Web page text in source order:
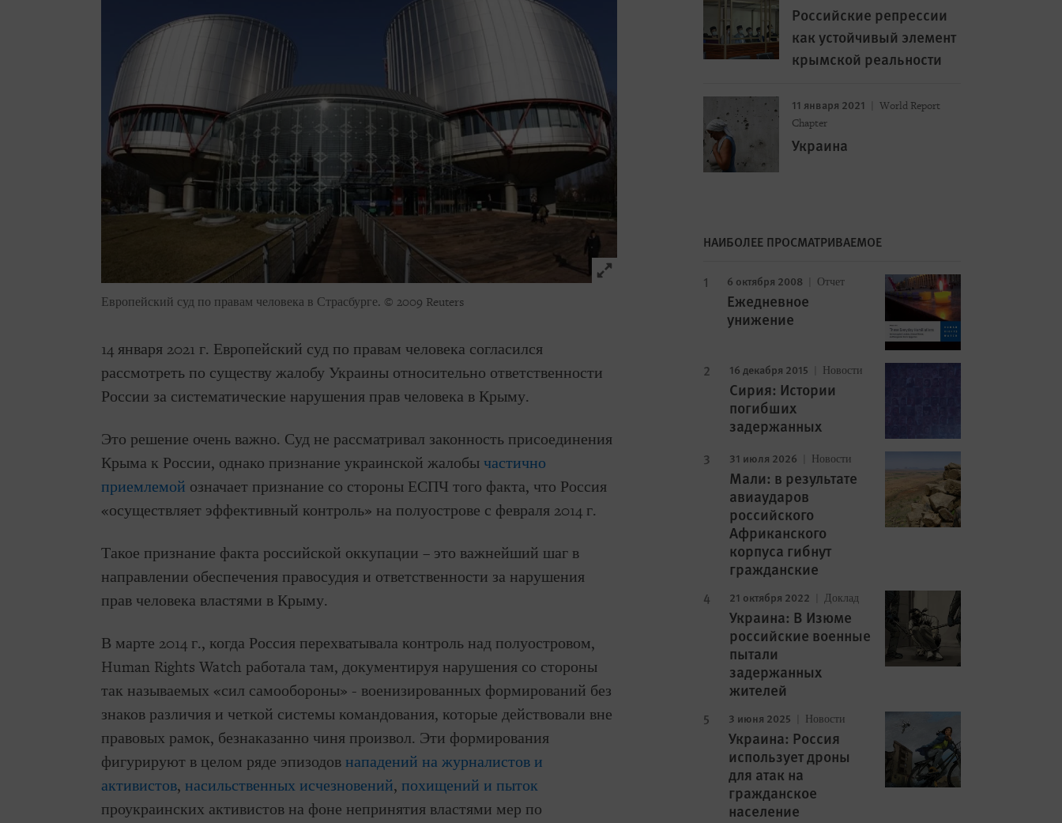
Click to expand Image
Европейский суд по правам человека в Страсбурге. © 2009 Reuters
14 января 2021 г. Европейский суд по правам человека согласился
рассмотреть по существу жалобу Украины относительно ответственности
России за систематические нарушения прав человека в Крыму.
Это решение очень важно. Суд не рассматривал законность присоединения
Крыма к России, однако признание украинской жалобы частично
приемлемой означает признание со стороны ЕСПЧ того факта, что Россия
«осуществляет эффективный контроль» на полуострове с февраля 2014 г.
Такое признание факта российской оккупации – это важнейший шаг в
направлении обеспечения правосудия и ответственности за нарушения
прав человека властями в Крыму.
В марте 2014 г., когда Россия перехватывала контроль над полуостровом,
Human Rights Watch работала там, документируя нарушения со стороны
так называемых «сил самообороны» - военизированных формирований без
знаков различия и четкой системы командования, которые действовали вне
правовых рамок, безнаказанно чиня произвол. Эти формирования
фигурируют в целом ряде эпизодов нападений на журналистов и
активистов, насильственных исчезновений, похищений и пыток
проукраинских активистов на фоне непринятия властями мер по
Российские репрессии
как устойчивый элемент
крымской реальности
11 января 2021
World Report
Chapter
Украина
НАИБОЛЕЕ ПРОСМАТРИВАЕМОЕ
6 октября 2008 Отчет
Ежедневное
унижение
16 декабря 2015 Новости
Сирия: Истории
погибших
задержанных
31 июля 2026 Новости
Мали: в результате
авиаударов
российского
Африканского
корпуса гибнут
гражданские
21 октября 2022 Доклад
Украина: В Изюме
российские военные
пытали
задержанных
жителей
3 июня 2025 Новости
Украина: Россия
использует дроны
для атак на
гражданское
население